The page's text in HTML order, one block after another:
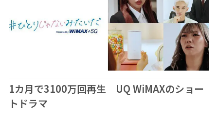
1カ月で3100万回再生 UQ WiMAXのショー
トドラマ